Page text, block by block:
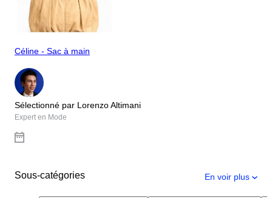
Céline - Sac à main
Sélectionné par Lorenzo Altimani
Expert en Mode
Sous-catégories En voir plus